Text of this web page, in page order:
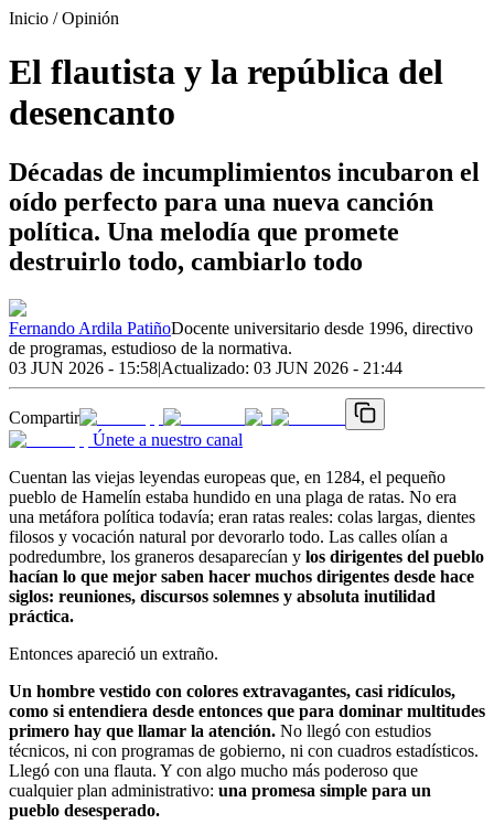
Inicio / Opinión
El flautista y la república del
desencanto
Décadas de incumplimientos incubaron el
oído perfecto para una nueva canción
política. Una melodía que promete
destruirlo todo, cambiarlo todo
Fernando Ardila PatiñoDocente universitario desde 1996, directivo
de programas, estudioso de la normativa.
03 JUN 2026 - 15:58|Actualizado: 03 JUN 2026 - 21:44
Compartir
Únete a nuestro canal
Cuentan las viejas leyendas europeas que, en 1284, el pequeño
pueblo de Hamelín estaba hundido en una plaga de ratas. No era
una metáfora política todavía; eran ratas reales: colas largas, dientes
filosos y vocación natural por devorarlo todo. Las calles olían a
podredumbre, los graneros desaparecían y los dirigentes del pueblo
hacían lo que mejor saben hacer muchos dirigentes desde hace
siglos: reuniones, discursos solemnes y absoluta inutilidad
práctica.
Entonces apareció un extraño.
Un hombre vestido con colores extravagantes, casi ridículos,
como si entendiera desde entonces que para dominar multitudes
primero hay que llamar la atención. No llegó con estudios
técnicos, ni con programas de gobierno, ni con cuadros estadísticos.
Llegó con una flauta. Y con algo mucho más poderoso que
cualquier plan administrativo: una promesa simple para un
pueblo desesperado.